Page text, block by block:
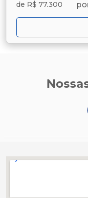
de R$ 77.300